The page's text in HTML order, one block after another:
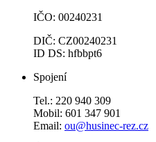
IČO: 00240231
DIČ: CZ00240231
ID DS: hfbbpt6
Spojení
Tel.: 220 940 309
Mobil: 601 347 901
Email: ou@husinec-rez.cz